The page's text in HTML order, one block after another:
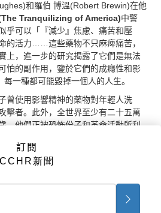
和羅伯 博溫(Robert Brewin)在他
(The Tranquilizing of America)中警
乎可以「『減少』焦慮、痛苦和壓
的活力……這些藥物不只麻痺痛苦，
上，進一步的研究揭露了它們是無法
怕的副作用，鑒於它們的成癮性和影
一種都可能毀掉一個人的人生。
曾使用影響精神的藥物對年輕人洗
擊者。此外，全世界至少有二十五萬
，他們正被恐怖份子和革命活動所利
精神科醫師開立給小孩解決「學習」
樣的。
社會上精神科藥物的使用量正大幅地
在服用會導致上癮、暴力以及殺人行
訂閱
CCHR新聞